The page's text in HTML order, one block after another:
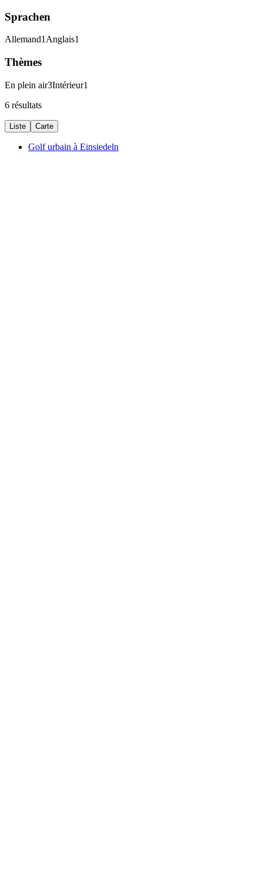
Sprachen
Allemand1Anglais1
Thèmes
En plein air3Intérieur1
6 résultats
Liste Carte
Golf urbain à Einsiedeln